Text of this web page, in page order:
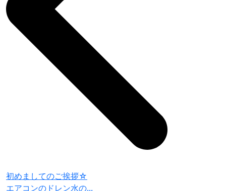
初めましてのご挨拶☆
エアコンのドレン水の...